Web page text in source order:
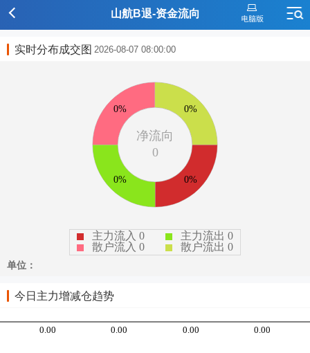
山航B退-资金流向
实时分布成交图 2026-08-07 08:00:00
今日主力增减仓趋势